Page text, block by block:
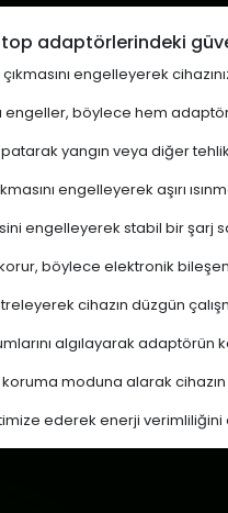
adaptörlerindeki
engelleyerek
engeller, böylece hem
yangın veya diğer
engelleyerek aşırı
engelleyerek stabil bir şarj
böylece elektronik
cihazın düzgün
algılayarak adaptörün
moduna alarak
ederek enerji verimliliğini